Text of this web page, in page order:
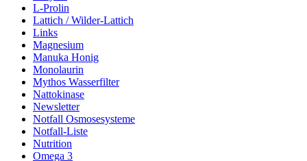
L-Prolin
Lattich / Wilder-Lattich
Links
Magnesium
Manuka Honig
Monolaurin
Mythos Wasserfilter
Nattokinase
Newsletter
Notfall Osmosesysteme
Notfall-Liste
Nutrition
Omega 3